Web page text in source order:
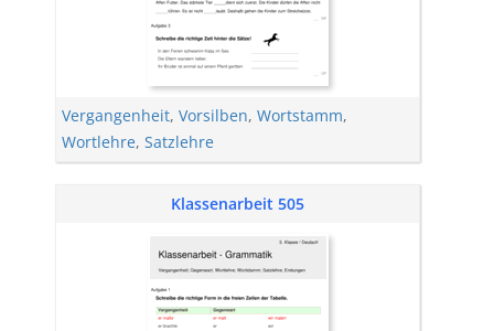
Vergangenheit, Vorsilben, Wortstamm,
Wortlehre, Satzlehre
Klassenarbeit 505